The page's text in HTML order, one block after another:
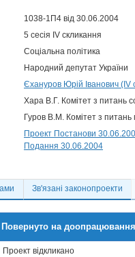
1038-1П4 від 30.06.2004
5 сесія IV скликання
Соціальна політика
Народний депутат України
Єхануров Юрій Іванович (IV
Хара В.Г. Комітет з питань
Гуров В.М. Комітет з питань
Проект Постанови
Подання 30.06.2004
Зв'язані законопроекти
Повернуто на доопрацювання
Проект відкликано